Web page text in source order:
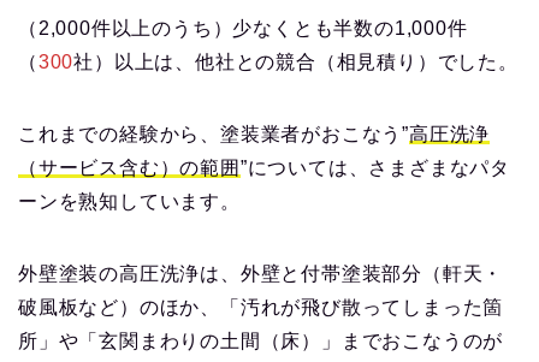
（2,000件以上のうち）少なくとも半数の1,000件
（300社）以上は、他社との競合（相見積り）でした。
これまでの経験から、塗装業者がおこなう”高圧洗浄
（サービス含む）の範囲 ”については、さまざまなパタ
ーンを熟知しています。
外壁塗装の高圧洗浄は、外壁と付帯塗装部分（軒天・
破風板など）のほか、「汚れが飛び散ってしまった箇
所」や「玄関まわりの土間（床）」までおこなうのが